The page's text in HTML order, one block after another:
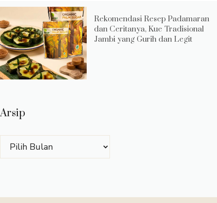
Rekomendasi Resep Padamaran
dan Ceritanya, Kue Tradisional
Jambi yang Gurih dan Legit
Arsip
Arsip